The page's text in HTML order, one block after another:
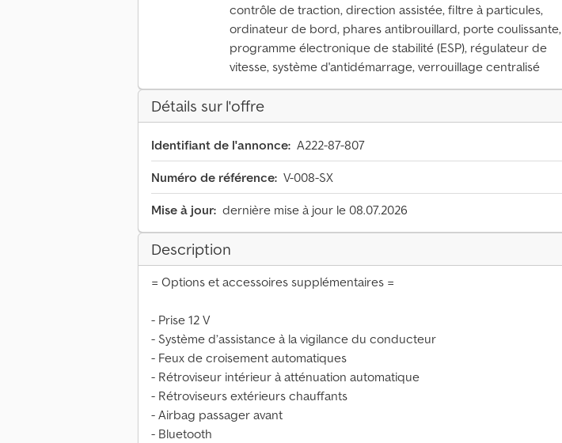
contrôle de traction, direction assistée, filtre à particules,
ordinateur de bord, phares antibrouillard, porte coulissante,
programme électronique de stabilité (ESP), régulateur de
vitesse, système d'antidémarrage, verrouillage centralisé
Détails sur l'offre
Identifiant de l'annonce: A222-87-807
Numéro de référence: V-008-SX
Mise à jour: dernière mise à jour le 08.07.2026
Description
= Options et accessoires supplémentaires =
- Prise 12 V
- Système d’assistance à la vigilance du conducteur
- Feux de croisement automatiques
- Rétroviseur intérieur à atténuation automatique
- Rétroviseurs extérieurs chauffants
- Airbag passager avant
- Bluetooth